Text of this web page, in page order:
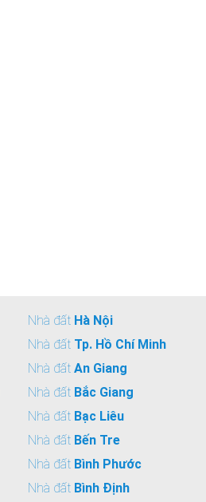
Nhà đất Hà Nội
Nhà đất Tp. Hồ Chí Minh
Nhà đất An Giang
Nhà đất Bắc Giang
Nhà đất Bạc Liêu
Nhà đất Bến Tre
Nhà đất Bình Phước
Nhà đất Bình Định